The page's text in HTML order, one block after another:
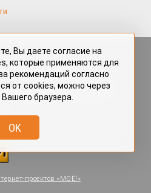
размещённые на портале
нештатными авторами
авторского права. Полное или
размещённых на портале
с письменного согласия редакции
.
проектов «МОЁ!»
Вы даете согласие на
которые применяются для
рекомендаций согласно
от cookies, можно через
браузера.
OK